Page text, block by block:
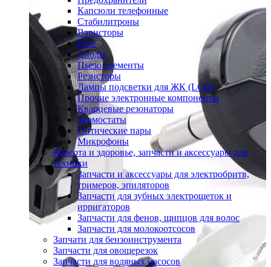
Капсюли телефонные
Стабилитроны
Варисторы
Реле
Диоды
Пьезо элементы
Резисторы
Лампы подсветки для ЖК (LCD)
Прочие электронные компоненты
Кварцевые резонаторы
Термостаты
Оптические пары
Микрофоны
Красота и здоровье, запчасти и аксессуары для
техники
Запчасти и аксессуары для электробритв,
тримеров, эпиляторов
Запчасти для зубных электрощеток и
ирригаторов
Запчасти для фенов, щипцов для волос
Запчасти для молокоотсосов
Запчати для бензоинструмента
Запчасти для овощерезок
Запчасти для водяных насосов